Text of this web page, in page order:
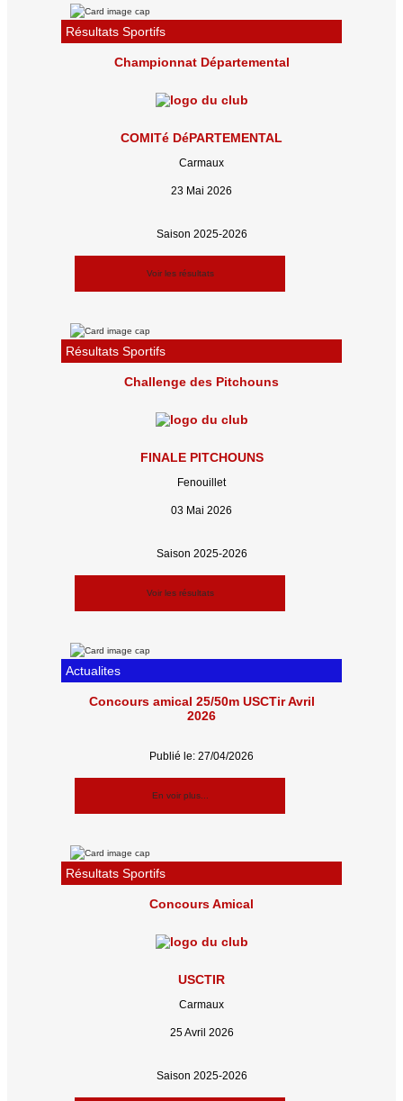
Résultats Sportifs
Championnat Départemental
COMITé DéPARTEMENTAL
Carmaux
23 Mai 2026
Saison 2025-2026
Voir les résultats
Résultats Sportifs
Challenge des Pitchouns
FINALE PITCHOUNS
Fenouillet
03 Mai 2026
Saison 2025-2026
Voir les résultats
Actualites
Concours amical 25/50m USCTir Avril
2026
Publié le: 27/04/2026
En voir plus...
Résultats Sportifs
Concours Amical
USCTIR
Carmaux
25 Avril 2026
Saison 2025-2026